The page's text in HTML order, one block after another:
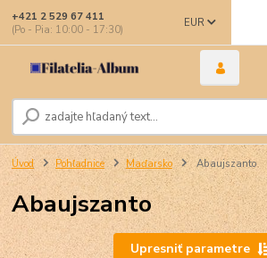
EUR
+421 2 529 67 411
(Po - Pia: 10:00 - 17:30)
Úvod Pohľadnice Maďarsko Abaujszanto
Abaujszanto
Upresniť parametre